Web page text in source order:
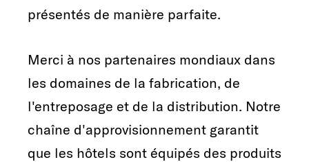
présentés de manière parfaite.
Merci à nos partenaires mondiaux dans
les domaines de la fabrication, de
l'entreposage et de la distribution. Notre
chaîne d'approvisionnement garantit
que les hôtels sont équipés des produits